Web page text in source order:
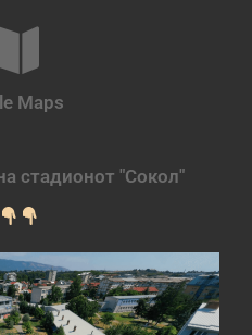
Maps
стадионот "Сокол"